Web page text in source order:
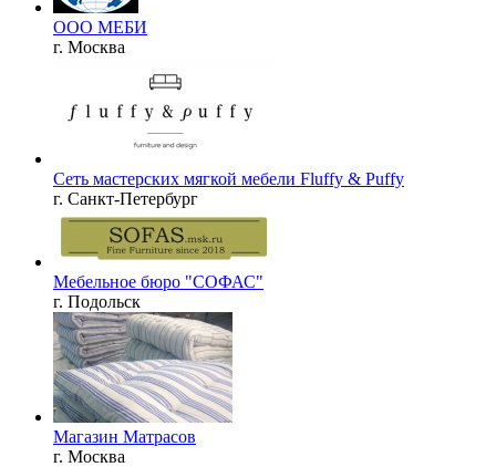
ООО МЕБИ
г. Москва
Сеть мастерских мягкой мебели Fluffy & Puffy
г. Санкт-Петербург
Мебельное бюро "СОФАС"
г. Подольск
Магазин Матрасов
г. Москва